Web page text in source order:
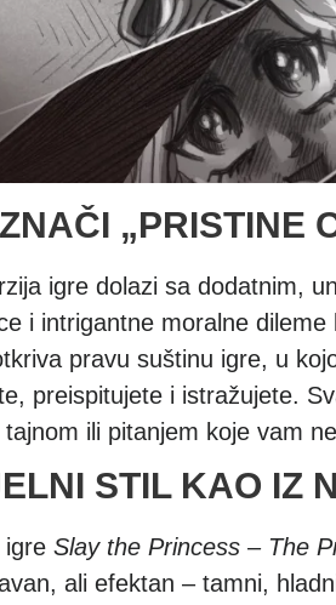
„PRISTINE
igre dolazi sa dodatnim,
i intrigantne moralne
pravu suštinu igre, u
preispitujete i istražujete.
tajnom ili pitanjem koje vam
STIL KAO IZ
igre Slay the Princess – The
ali efektan – tamni,